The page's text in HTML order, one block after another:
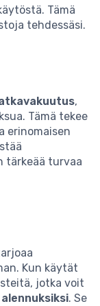
Tämä
tehdessäsi.
,
Tämä tekee
erinomaisen
tärkeää turvaa
Kun käytät
jotka voit
. Se